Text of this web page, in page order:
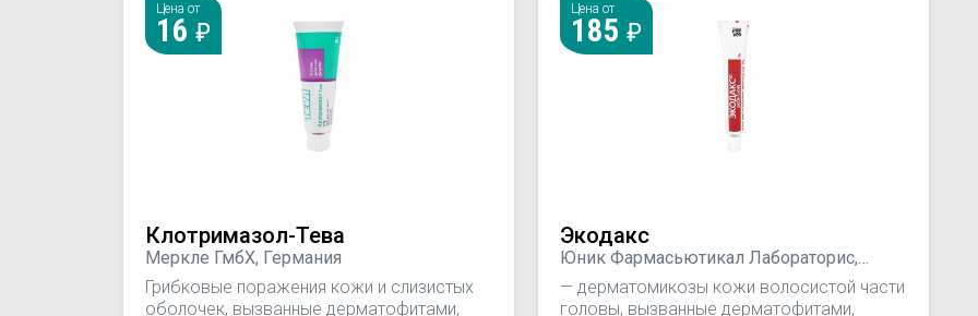
Цена от
16
Клотримазол-Тева
Меркле ГмбХ, Германия
Грибковые поражения кожи и слизистых
оболочек, вызванные дерматофитами,
Цена от
185
Экодакс
Юник Фармасьютикал Лабораторис,
— дерматомикозы кожи волосистой части
головы, вызванные дерматофитами,